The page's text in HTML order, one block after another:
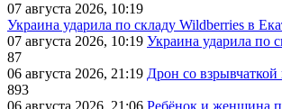
07 августа 2026, 10:19
Украина ударила по складу Wildberries в
07 августа 2026, 10:19 Украина ударила по
87
06 августа 2026, 21:19 Дрон со
893
06 августа 2026, 21:06 Ребёнок и женщина